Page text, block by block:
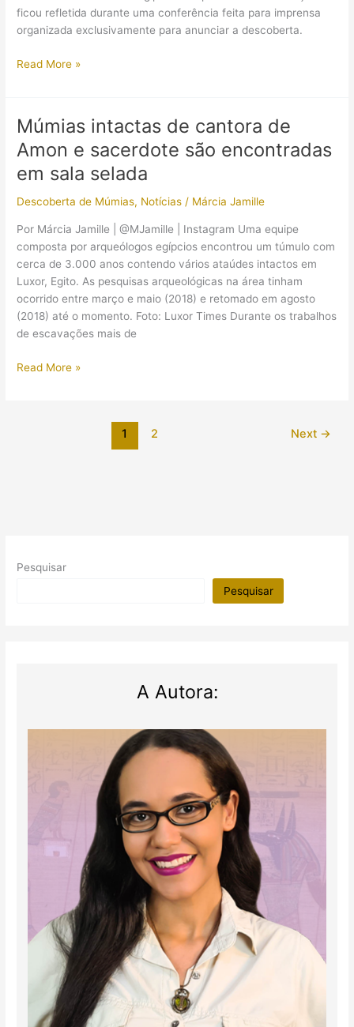
ficou refletida durante uma conferência feita para imprensa
organizada exclusivamente para anunciar a descoberta.
Tumba
4400
anos
é
encontrada
no
ainda
com
suas
pinturas
Read More »
Múmias intactas de cantora de
Amon e sacerdote são encontradas
em sala selada
Descoberta de Múmias, Notícias / Márcia Jamille
Por Márcia Jamille | @MJamille | Instagram Uma equipe
composta por arqueólogos egípcios encontrou um túmulo com
cerca de 3.000 anos contendo vários ataúdes intactos em
Luxor, Egito. As pesquisas arqueológicas na área tinham
ocorrido entre março e maio (2018) e retomado em agosto
(2018) até o momento. Foto: Luxor Times Durante os trabalhos
de escavações mais de
Múmias
selada
Read More »
1 2 Next →
Pesquisar
Pesquisar
A Autora: